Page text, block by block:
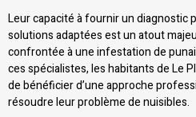
Leur capacité à fournir un diagnostic
solutions adaptées est un atout
confrontée à une infestation de
ces spécialistes, les habitants de Le
de bénéficier d’une approche
résoudre leur problème de nuisibles.